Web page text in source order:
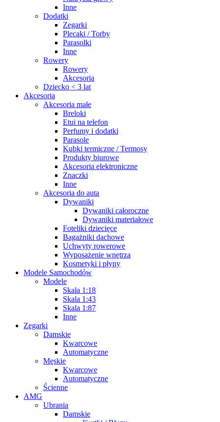
Inne
Dodatki
Zegarki
Plecaki / Torby
Parasolki
Inne
Rowery
Rowery
Akcesoria
Dziecko < 3 lat
Akcesoria
Akcesoria małe
Breloki
Etui na telefon
Perfumy i dodatki
Parasole
Kubki termiczne / Termosy
Produkty biurowe
Akcesoria elektroniczne
Znaczki
Inne
Akcesoria do auta
Dywaniki
Dywaniki całoroczne
Dywaniki materiałowe
Foteliki dziecięce
Bagażniki dachowe
Uchwyty rowerowe
Wyposażenie wnętrza
Kosmetyki i płyny
Modele Samochodów
Modele
Skala 1:18
Skala 1:43
Skala 1:87
Inne
Zegarki
Damskie
Kwarcowe
Automatyczne
Męskie
Kwarcowe
Automatyczne
Ścienne
AMG
Ubrania
Damskie